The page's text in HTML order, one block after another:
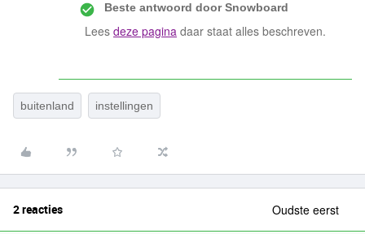
Beste antwoord doorSnowboard
Lees deze pagina daar staat alles beschreven.
buitenland instellingen
2 reacties Oudste eerst